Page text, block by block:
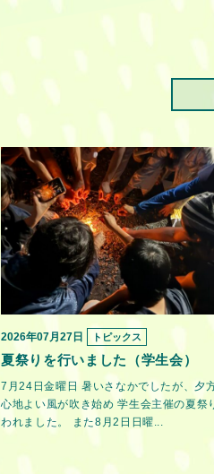
2026年07月27日 トピックス
夏祭りを行いました（学生会）
7月24日金曜日 暑いさなかでしたが、夕
心地よい風が吹き始め 学生会主催の夏祭
われました。 また8月2日日曜...